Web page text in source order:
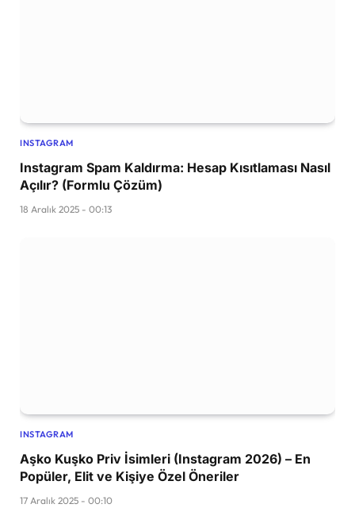
INSTAGRAM
Instagram Spam Kaldırma: Hesap Kısıtlaması Nasıl
Açılır? (Formlu Çözüm)
18 Aralık 2025 - 00:13
INSTAGRAM
Aşko Kuşko Priv İsimleri (Instagram 2026) – En
Popüler, Elit ve Kişiye Özel Öneriler
17 Aralık 2025 - 00:10